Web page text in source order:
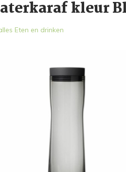
kleur
Eten en drinken